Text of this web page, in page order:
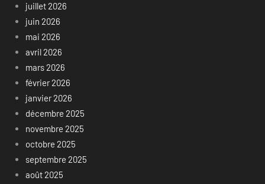
juillet 2026
juin 2026
mai 2026
avril 2026
mars 2026
février 2026
janvier 2026
décembre 2025
novembre 2025
octobre 2025
septembre 2025
août 2025